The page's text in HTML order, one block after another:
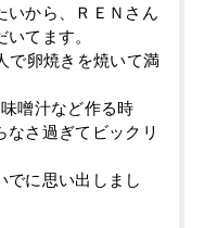
いから、ＲＥＮさん
てます。
で卵焼きを焼いて満
噌汁など作る時
さ過ぎてビックリ
でに思い出しまし